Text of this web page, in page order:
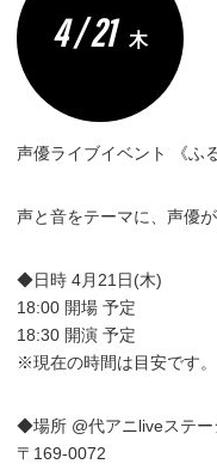
4 / 21 木
声優ライブイベント 《ふ
声と音をテーマに、声優
◆日時 4月21日(木)
18:00 開場 予定
18:30 開演 予定
※現在の時間は目安です。
◆場所 @代アニliveステー
〒169-0072